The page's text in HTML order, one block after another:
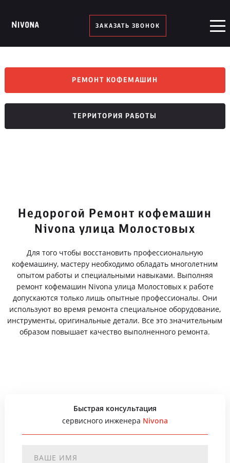
ЗАКАЗАТЬ ЗВОНОК
РЕМОНТ КОФЕМАШИН
ТЕРРИТОРИЯ РАБОТЫ
Недорогой Ремонт кофемашин
Nivona улица Молостовых
Для того чтобы восстановить профессиональную
кофемашину, мастеру необходимо обладать многолетним
опытом работы и специальными навыками. Выполняя
ремонт кофемашин Nivona улица Молостовых к работе
допускаются только лишь опытные профессионалы. Они
используют во время ремонта специальное оборудование,
инструменты, оригинальные детали. Все это значительным
образом повышает качество выполненного ремонта.
Быстрая консультация
сервисного инженера Nivona